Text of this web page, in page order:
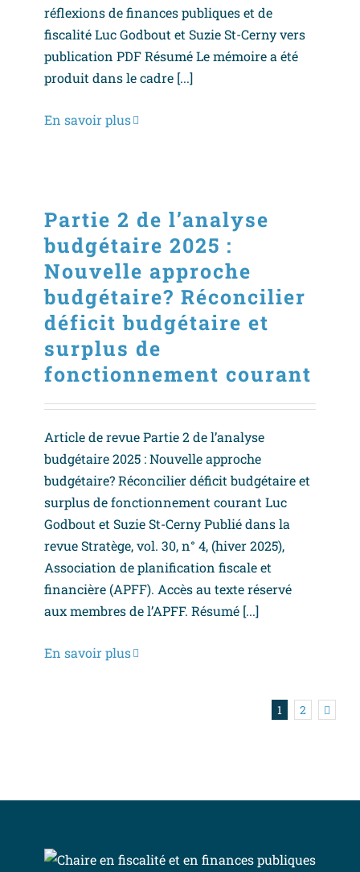
réflexions de finances publiques et de
fiscalité Luc Godbout et Suzie St-Cerny vers
publication PDF Résumé Le mémoire a été
produit dans le cadre [...]
En savoir plus
Partie 2 de l’analyse
budgétaire 2025 :
Nouvelle approche
budgétaire? Réconcilier
déficit budgétaire et
surplus de
fonctionnement courant
Article de revue Partie 2 de l’analyse
budgétaire 2025 : Nouvelle approche
budgétaire? Réconcilier déficit budgétaire et
surplus de fonctionnement courant Luc
Godbout et Suzie St-Cerny Publié dans la
revue Stratège, vol. 30, n° 4, (hiver 2025),
Association de planification fiscale et
financière (APFF). Accès au texte réservé
aux membres de l’APFF. Résumé [...]
En savoir plus
1 2